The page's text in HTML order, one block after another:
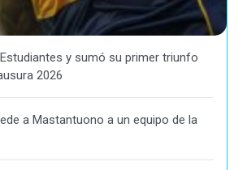
y sumó su primer triunfo
2026
a Mastantuono a un equipo de la